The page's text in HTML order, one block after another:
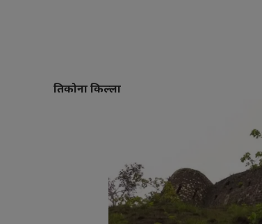
तिकोना किल्ला